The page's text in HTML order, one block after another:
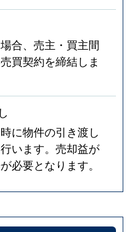
合、売主・買主間
買契約を締結しま
に物件の引き渡し
います。売却益が
必要となります。